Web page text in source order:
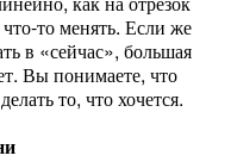
то менять. Если же
в «сейчас», большая
Вы понимаете, что
то, что хочется.